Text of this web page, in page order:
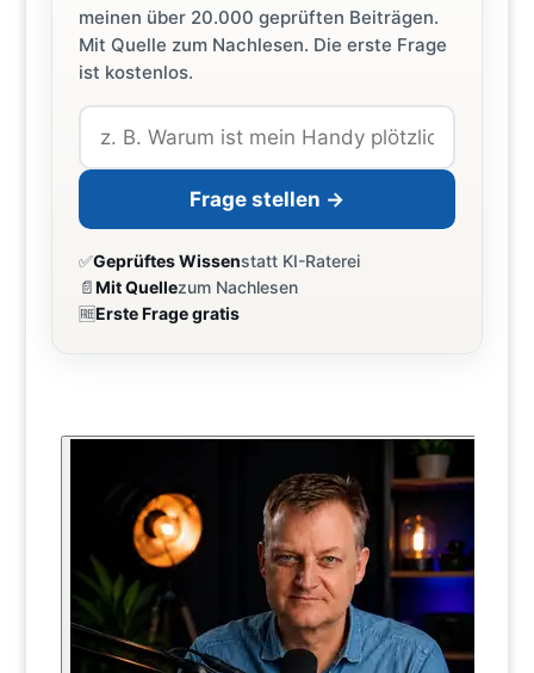
meinen über 20.000 geprüften Beiträgen.
Mit Quelle zum Nachlesen. Die erste Frage
ist kostenlos.
Frage stellen →
✅Geprüftes Wissenstatt KI-Raterei
📄Mit Quellezum Nachlesen
🆓Erste Frage gratis